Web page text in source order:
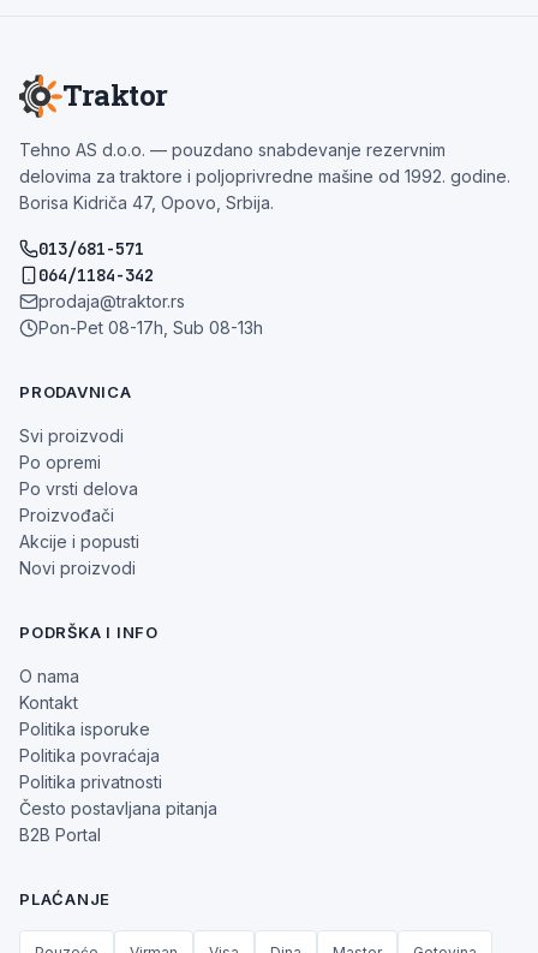
Traktor
Tehno AS d.o.o. — pouzdano snabdevanje rezervnim
delovima za traktore i poljoprivredne mašine od 1992. godine.
Borisa Kidriča 47, Opovo, Srbija.
013/681-571
064/1184-342
prodaja@traktor.rs
Pon-Pet 08-17h, Sub 08-13h
PRODAVNICA
Svi proizvodi
Po opremi
Po vrsti delova
Proizvođači
Akcije i popusti
Novi proizvodi
PODRŠKA I INFO
O nama
Kontakt
Politika isporuke
Politika povraćaja
Politika privatnosti
Često postavljana pitanja
B2B Portal
PLAĆANJE